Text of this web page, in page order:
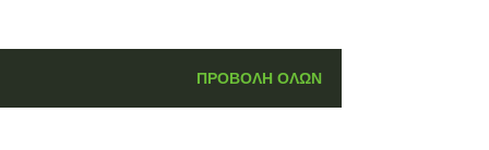
ΠΡΟΒΟΛΉ ΌΛΩΝ